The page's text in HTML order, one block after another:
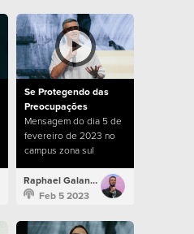
Se Protegendo das
Preocupações
Mensagem do dia 5 de
fevereiro de 2023 no
campus zona sul
Raphael Galante
Feb 5 2023